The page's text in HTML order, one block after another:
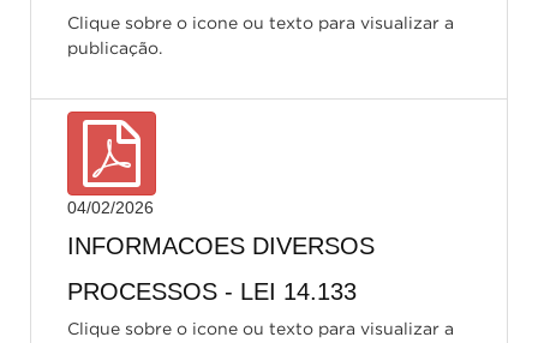
Clique sobre o icone ou texto para visualizar a
publicação.
04/02/2026
INFORMACOES DIVERSOS
PROCESSOS - LEI 14.133
Clique sobre o icone ou texto para visualizar a